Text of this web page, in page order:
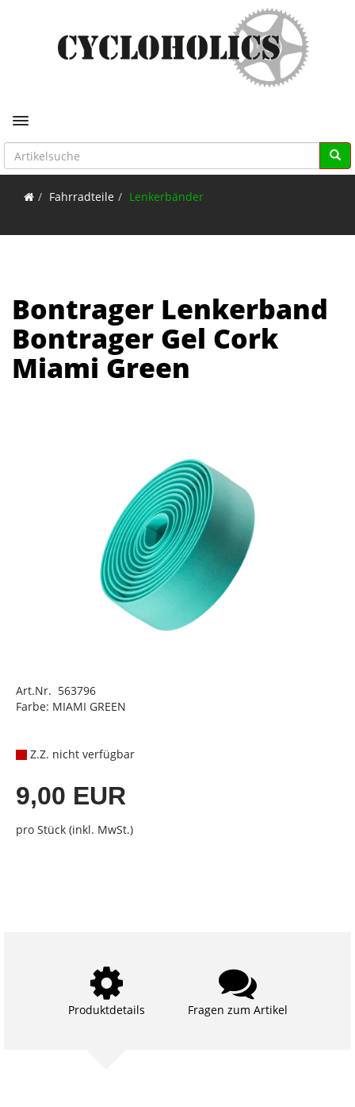
Toggle navigation
Fahrradteile Lenkerbänder
Bontrager Lenkerband
Bontrager Gel Cork
Miami Green
Art.Nr. 563796
Farbe: MIAMI GREEN
Z.Z. nicht verfügbar
9,00 EUR
pro Stück (inkl. MwSt.)
Produktdetails Fragen zum Artikel